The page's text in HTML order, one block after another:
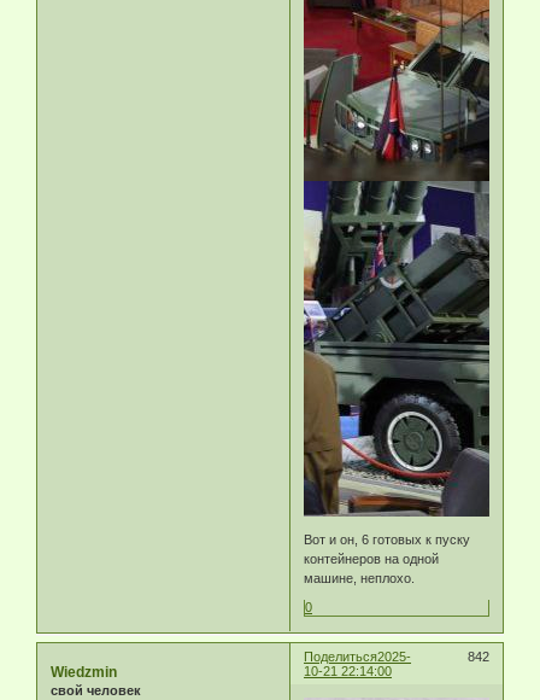
Вот и он, 6 готовых к пуску
контейнеров на одной
машине, неплохо.
0
Поделиться 842
2025-
10-21 22:14:00
Wiedzmin
свой человек